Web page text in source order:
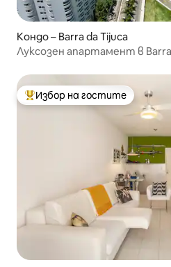
Кондо – Barra da Tijuca
Луксозен апартамент в Barra
Най-популярен избор на
Избор на гостите